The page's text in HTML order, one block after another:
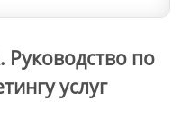
по
услуг